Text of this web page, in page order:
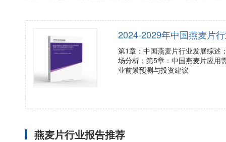
2024-2029年中国燕麦片
第1章：中国燕麦片行业发展综述
场分析；第5章：中国燕麦片应用
业前景预测与投资建议
燕麦片行业报告推荐